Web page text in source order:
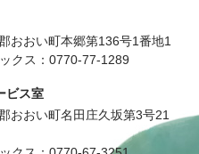
おい町本郷第136号1番地1
クス：0770-77-1289
ビス室
おい町名田庄久坂第3号21